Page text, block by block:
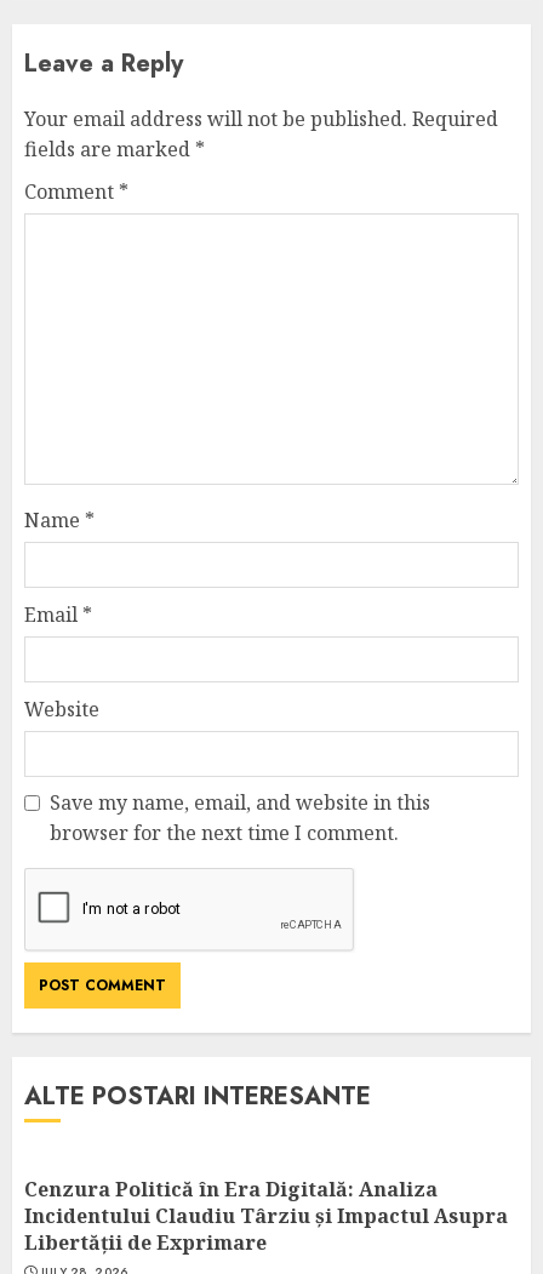
Leave a Reply
Your email address will not be published. Required
fields are marked *
Comment *
Name *
Email *
Website
Save my name, email, and website in this
browser for the next time I comment.
ALTE POSTARI INTERESANTE
Cenzura Politică în Era Digitală: Analiza
Incidentului Claudiu Târziu și Impactul Asupra
Libertății de Exprimare